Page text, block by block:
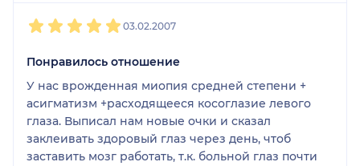
03.02.2007
Понравилось отношение
У нас врожденная миопия средней степени +
асигматизм +расходящееся косоглазие левого
глаза. Выписал нам новые очки и сказал
заклеивать здоровый глаз через день, чтоб
заставить мозг работать, т.к. больной глаз почти